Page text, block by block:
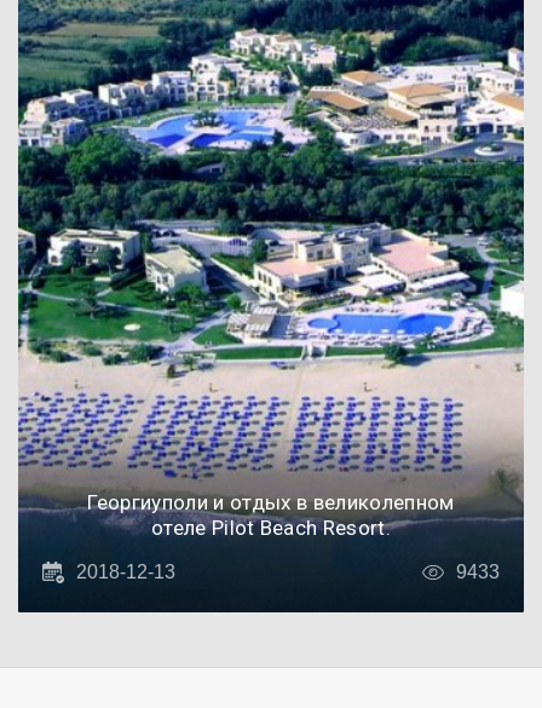
Георгиуполи и отдых в великолепном
отеле Pilot Beach Resort.
2018-12-13 9433